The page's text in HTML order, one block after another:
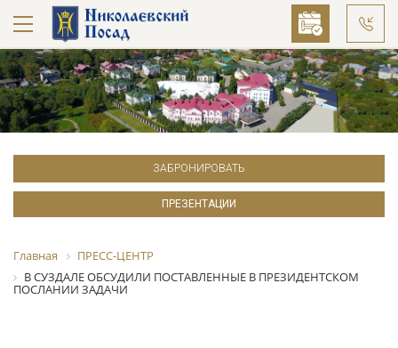
ЗАБРОНИРОВАТЬ
ПРЕЗЕНТАЦИИ
Главная
ПРЕСС-ЦЕНТР
В СУЗДАЛЕ ОБСУДИЛИ ПОСТАВЛЕННЫЕ В ПРЕЗИДЕНТСКОМ
ПОСЛАНИИ ЗАДАЧИ